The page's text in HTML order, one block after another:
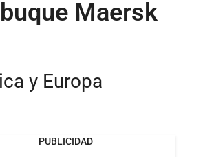
Maersk
y Europa
PUBLICIDAD